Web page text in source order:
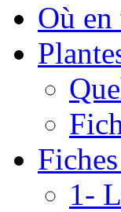
Où
1-